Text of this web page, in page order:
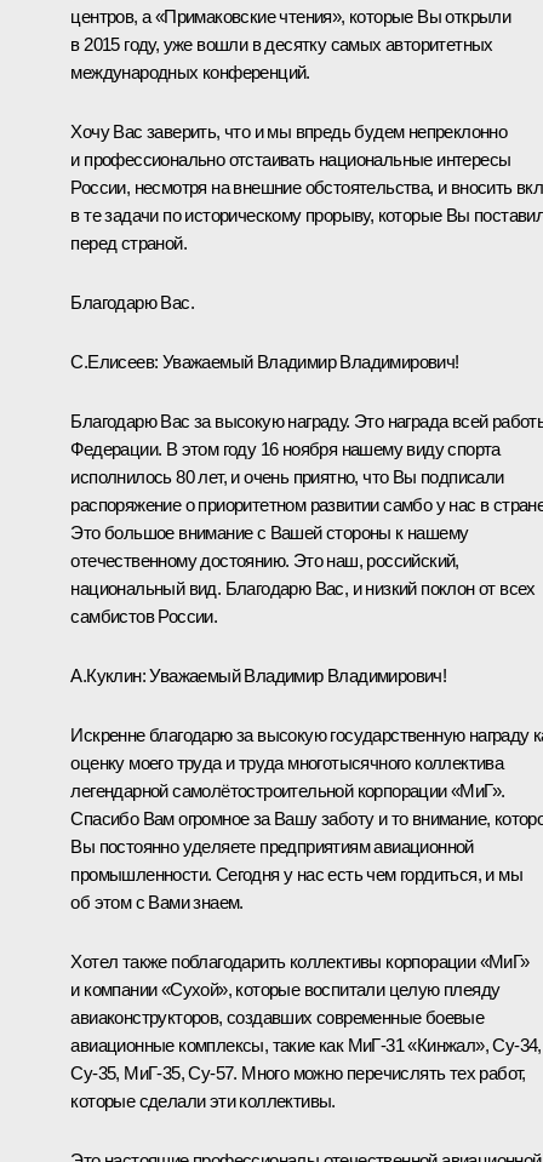
центров, а «Примаковские чтения», которые Вы открыли
в 2015 году, уже вошли в десятку самых авторитетных
международных конференций.
Хочу Вас заверить, что и мы впредь будем непреклонно
и профессионально отстаивать национальные интересы
России, несмотря на внешние обстоятельства, и вносить
в те задачи по историческому прорыву, которые Вы
перед страной.
Благодарю Вас.
С.Елисеев: Уважаемый Владимир Владимирович!
Благодарю Вас за высокую награду. Это награда всей
Федерации. В этом году 16 ноября нашему виду спорта
исполнилось 80 лет, и очень приятно, что Вы подписали
распоряжение о приоритетном развитии самбо у нас в
Это большое внимание с Вашей стороны к нашему
отечественному достоянию. Это наш, российский,
национальный вид. Благодарю Вас, и низкий поклон от всех
самбистов России.
А.Куклин: Уважаемый Владимир Владимирович!
Искренне благодарю за высокую государственную награду
оценку моего труда и труда многотысячного коллектива
легендарной самолётостроительной корпорации «МиГ».
Спасибо Вам огромное за Вашу заботу и то внимание,
Вы постоянно уделяете предприятиям авиационной
промышленности. Сегодня у нас есть чем гордиться, и мы
об этом с Вами знаем.
Хотел также поблагодарить коллективы корпорации «МиГ»
и компании «Сухой», которые воспитали целую плеяду
авиаконструкторов, создавших современные боевые
авиационные комплексы, такие как МиГ‑31 «Кинжал», Су‑34,
Су‑35, МиГ‑35, Су‑57. Много можно перечислять тех работ,
которые сделали эти коллективы.